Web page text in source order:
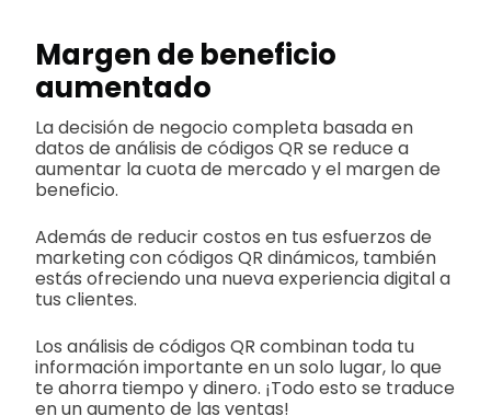
Margen de beneficio
aumentado
La decisión de negocio completa basada en
datos de análisis de códigos QR se reduce a
aumentar la cuota de mercado y el margen de
beneficio.
Además de reducir costos en tus esfuerzos de
marketing con códigos QR dinámicos, también
estás ofreciendo una nueva experiencia digital a
tus clientes.
Los análisis de códigos QR combinan toda tu
información importante en un solo lugar, lo que
te ahorra tiempo y dinero. ¡Todo esto se traduce
en un aumento de las ventas!